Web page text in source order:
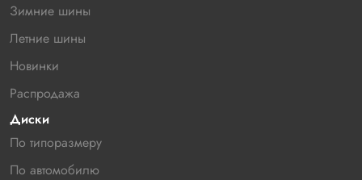
Зимние шины
Летние шины
Новинки
Распродажа
Диски
По типоразмеру
По автомобилю